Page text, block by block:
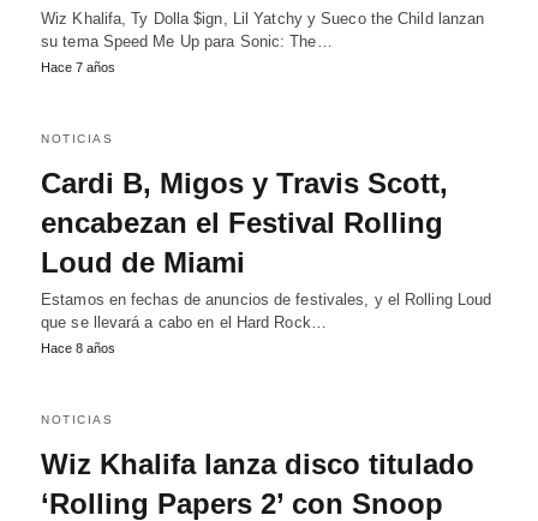
Wiz Khalifa, Ty Dolla $ign, Lil Yatchy y Sueco the Child lanzan
su tema Speed Me Up para Sonic: The…
Hace 7 años
NOTICIAS
Cardi B, Migos y Travis Scott,
encabezan el Festival Rolling
Loud de Miami
Estamos en fechas de anuncios de festivales, y el Rolling Loud
que se llevará a cabo en el Hard Rock…
Hace 8 años
NOTICIAS
Wiz Khalifa lanza disco titulado
‘Rolling Papers 2’ con Snoop